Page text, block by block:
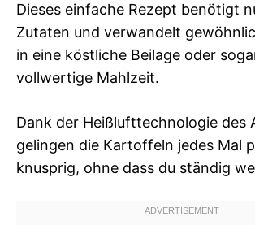
Dieses einfache Rezept benötigt
Zutaten und verwandelt
in eine köstliche Beilage oder
vollwertige Mahlzeit.
Dank der Heißlufttechnologie des
gelingen die Kartoffeln jedes Mal
knusprig, ohne dass du ständig